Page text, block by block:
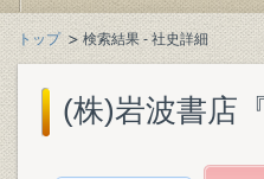
トップ 検索結果 - 社史詳細
(株)岩波書店